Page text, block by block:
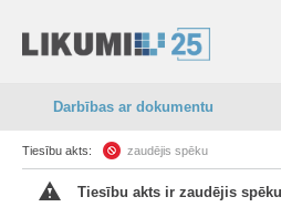
Darbības ar dokumentu
Tiesību akts: zaudējis spēku
Tiesību akts ir zaudējis